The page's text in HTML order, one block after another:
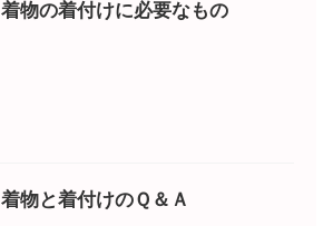
着物の着付けに必要なもの
着物と着付けのＱ＆Ａ